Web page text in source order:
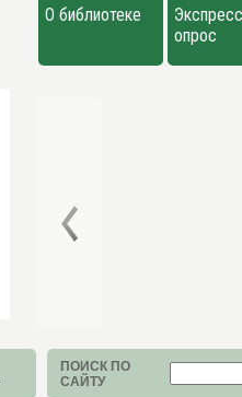
О библиотеке
опрос
ПОИСК ПО
САЙТУ